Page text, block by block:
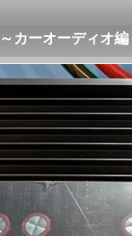
カーオーディオ編